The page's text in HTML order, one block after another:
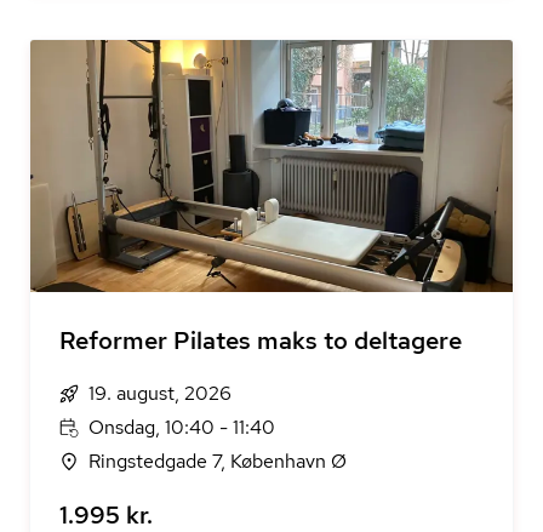
Reformer Pilates maks to deltagere
19. august, 2026
Onsdag, 10:40 - 11:40
Ringstedgade 7, København Ø
1.995 kr.